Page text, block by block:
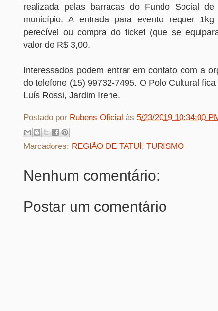
realizada pelas barracas do Fundo Social de
município. A entrada para evento requer
perecível ou compra do ticket (que se
valor de R$ 3,00.
Interessados podem entrar em contato com a
do telefone (15) 99732-7495. O Polo Cultural
Luís Rossi, Jardim Irene.
Postado por Rubens Oficial às 5/23/2019 10:34:00
Marcadores: REGIÃO DE TATUÍ, TURISMO
Nenhum comentário:
Postar um comentário